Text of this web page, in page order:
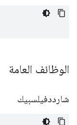
الوظائف العامة
شارددفيلسبيك